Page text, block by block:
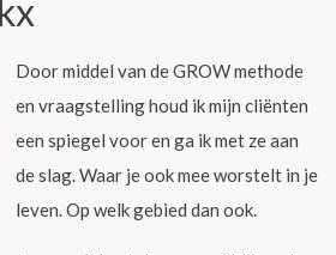
Door middel van de GROW methode
en vraagstelling houd ik mijn cliënten
een spiegel voor en ga ik met ze aan
de slag. Waar je ook mee worstelt in je
leven. Op welk gebied dan ook.